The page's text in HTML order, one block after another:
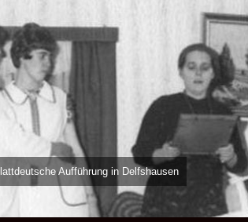
Aufführung in Delfshausen
1976 - Den Lachmuskeln die Sporen geben
Büx!
das Publikum in Delfshausen